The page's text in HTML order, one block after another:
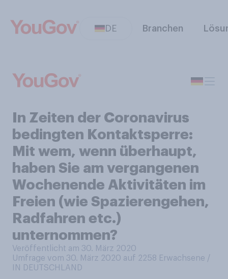
DE Branchen
In Zeiten der Coronavirus
bedingten Kontaktsperre:
Mit wem, wenn überhaupt,
haben Sie am vergangenen
Wochenende Aktivitäten im
Freien (wie Spazierengehen,
Radfahren etc.)
unternommen?
Veröffentlicht am 30. März 2020
Umfrage vom 30. März 2020 auf 2258 Erwachsene /
IN DEUTSCHLAND